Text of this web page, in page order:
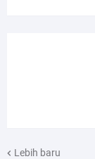
Lebih baru